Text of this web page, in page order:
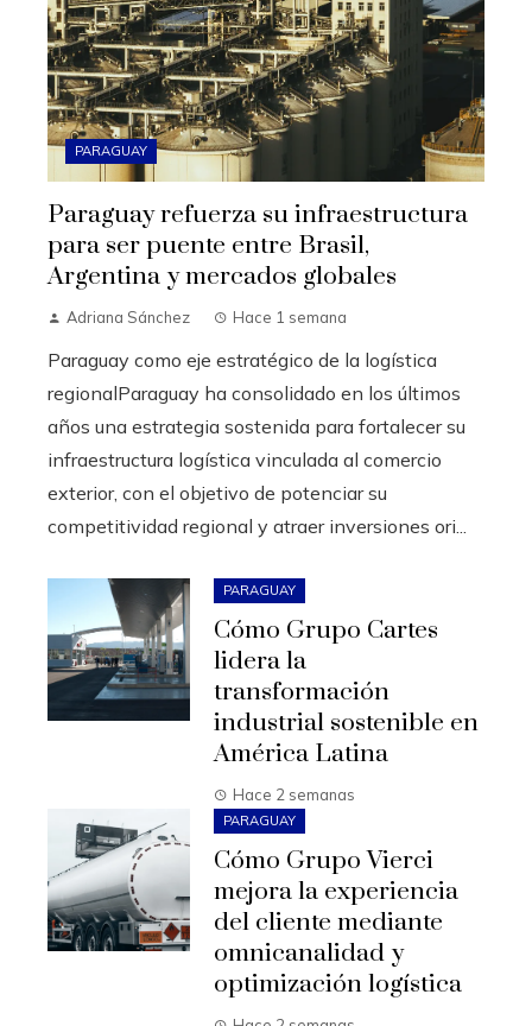
PARAGUAY
Paraguay refuerza su infraestructura
para ser puente entre Brasil,
Argentina y mercados globales
Adriana Sánchez Hace 1 semana
Paraguay como eje estratégico de la logística
regionalParaguay ha consolidado en los últimos
años una estrategia sostenida para fortalecer su
infraestructura logística vinculada al comercio
exterior, con el objetivo de potenciar su
competitividad regional y atraer inversiones ori...
PARAGUAY
Cómo Grupo Cartes
lidera la
transformación
industrial sostenible en
América Latina
Hace 2 semanas
PARAGUAY
Cómo Grupo Vierci
mejora la experiencia
del cliente mediante
omnicanalidad y
optimización logística